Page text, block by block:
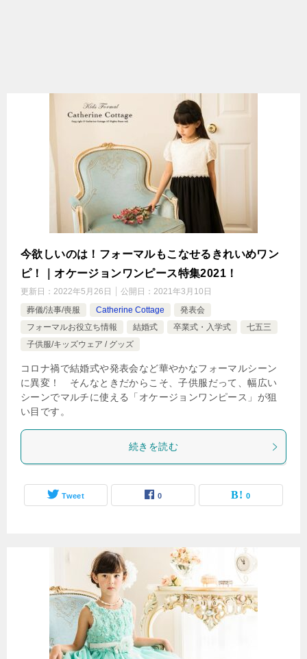
今欲しいのは！フォーマルもこなせるきれいめワン
ピ！｜オケージョンワンピース特集2021！
更新日： 2022年5月26日 公開日： 2021年3月10日
葬儀/法事/喪服
Catherine Cottage
発表会
フォーマルお役立ち情報
結婚式 卒業式・入学式
七五三
子供服/キッズウェア / グッズ
コロナ禍で結婚式や発表会など華やかなフォーマルシーン
に異変！ そんなときだからこそ、子供服だって、幅広い
シーンでマルチに使える「オケージョンワンピース」が狙
い目です。
続きを読む
Tweet 0 0